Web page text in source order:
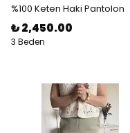
%100 Keten Haki Pantolon
₺ 2,450.00
3 Beden